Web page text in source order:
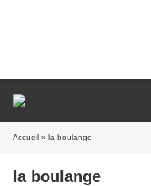
Accueil » la boulange
la boulange